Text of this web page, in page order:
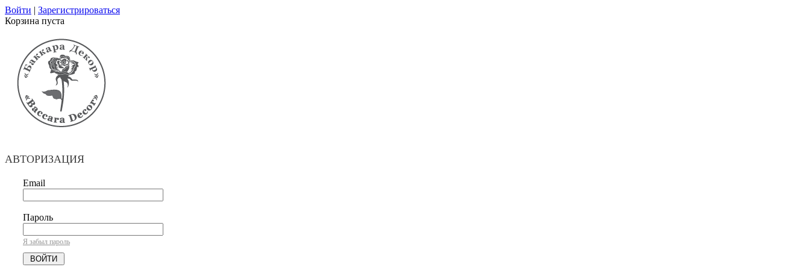
Войти | Зарегистрироваться
Корзина пуста
АВТОРИЗАЦИЯ
Email
Пароль
Я забыл пароль